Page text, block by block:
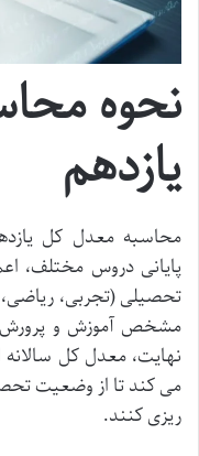
نحوه
یازدهم
محاسبه معدل کل
پایانی دروس مختلف،
تحصیلی (تجربی،
مشخص آموزش و پرورش
نهایت، معدل کل
می کند تا از وضعیت
ریزی کنند.